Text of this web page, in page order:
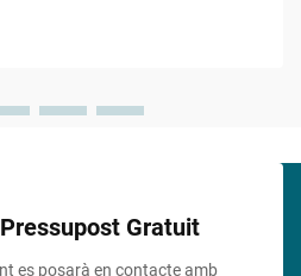
Gratuit
es posarà en contacte amb